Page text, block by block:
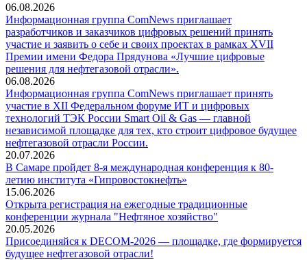
06.08.2026
Информационная группа ComNews приглашает
разработчиков и заказчиков цифровых решений принять
участие и заявить о себе и своих проектах в рамках XVII
Премии имени Федора Прядунова «Лучшие цифровые
решения для нефтегазовой отрасли».
06.08.2026
Информационная группа ComNews приглашает принять
участие в XII Федеральном форуме ИТ и цифровых
технологий ТЭК России Smart Oil & Gas — главной
независимой площадке для тех, кто строит цифровое будущее
нефтегазовой отрасли России.
20.07.2026
В Самаре пройдет 8-я международная конференция к 80-
летию института «Гипровостокнефть»
15.06.2026
Открыта регистрация на ежегодные традиционные
конференции журнала "Нефтяное хозяйство"
20.05.2026
Присоединяйся к DECOM-2026 — площадке, где формируется
будущее нефтегазовой отрасли!